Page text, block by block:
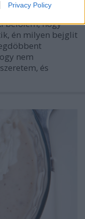
Privacy Policy
bejglit sütök
belőlem, hogy
én milyen bejglit
nem
és